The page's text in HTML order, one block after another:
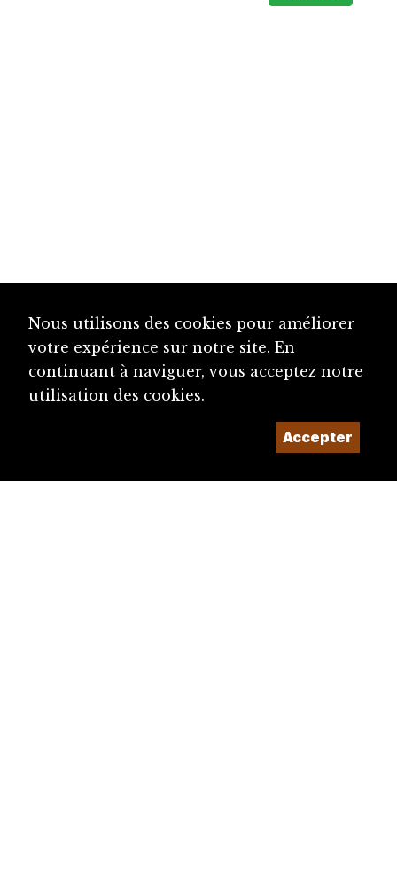
Nous utilisons des cookies pour améliorer
votre expérience sur notre site. En
continuant à naviguer, vous acceptez notre
utilisation des cookies.
Accepter